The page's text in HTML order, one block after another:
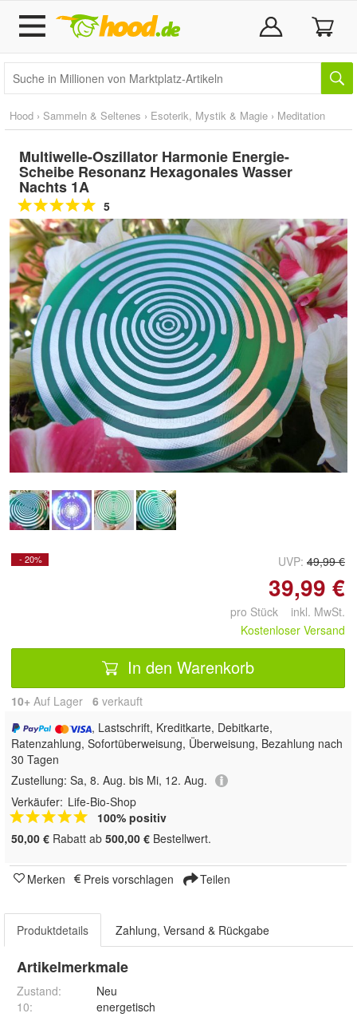
Hood › Sammeln & Seltenes › Esoterik, Mystik & Magie › Meditation
Multiwelle-Oszillator Harmonie Energie-
Scheibe Resonanz Hexagonales Wasser
Nachts 1A
5
Doppelt antippen zum
vergrößern
- 20% UVP: 49,99 €
39,99 €
pro Stück inkl. MwSt.
Kostenloser Versand
In den Warenkorb
10+ Auf Lager 6 verkauft
, Lastschrift, Kreditkarte, Debitkarte,
Ratenzahlung, Sofortüberweisung, Überweisung, Bezahlung nach
30 Tagen
Zustellung: Sa, 8. Aug. bis Mi, 12. Aug.
Verkäufer: Life-Bio-Shop
100% positiv
50,00 € Rabatt ab 500,00 € Bestellwert.
Merken Preis vorschlagen Teilen
Produktdetails Zahlung, Versand & Rückgabe
Artikelmerkmale
Zustand:
Neu
10: energetisch